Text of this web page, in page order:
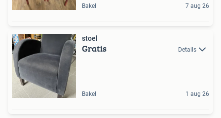
Bakel 7 aug 26
stoel
Gratis Details
Bakel 1 aug 26